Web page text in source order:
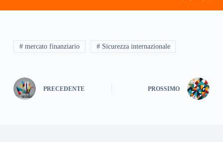
# mercato finanziario # Sicurezza internazionale
PRECEDENTE PROSSIMO